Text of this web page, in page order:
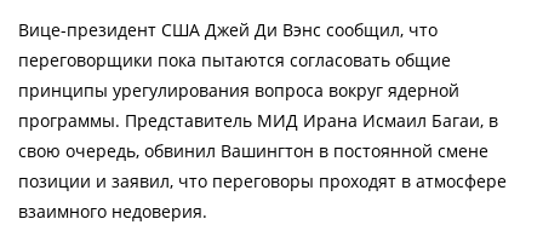
Вице-президент США Джей Ди Вэнс сообщил, что
переговорщики пока пытаются согласовать общие
принципы урегулирования вопроса вокруг ядерной
программы. Представитель МИД Ирана Исмаил Багаи, в
свою очередь, обвинил Вашингтон в постоянной смене
позиции и заявил, что переговоры проходят в атмосфере
взаимного недоверия.